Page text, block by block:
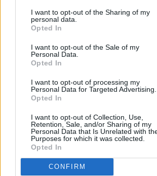
I want to opt-out of the Sharing of my
personal data.
Opted In
I want to opt-out of the Sale of my
Personal Data.
Opted In
I want to opt-out of processing my
Personal Data for Targeted Advertising.
Opted In
I want to opt-out of Collection, Use,
Retention, Sale, and/or Sharing of my
Personal Data that Is Unrelated with
Purposes for which it was collected.
Opted In
CONFIRM
Ταυτόχρονα, η νέου τύπου απόδειξη,
ελεγχθεί τόσο από τους εφοριακούς
και από τους πελάτες των
ελεγκτές, έχουν τη δυνατότητα με
δυνατότητα ελέγχου δίδεται και
Η ΑΑΔΕ ετοιμάζει ειδική εφαρμογή η
διατίθεται από τοGoogle Play, η
επιτρέπει:
Να σκανάρει ο πελάτης τον ειδικό